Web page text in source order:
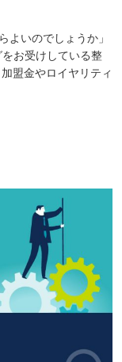
よいのでしょうか」
お受けしている整
盟金やロイヤリティ